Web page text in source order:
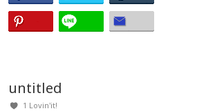
untitled
1 Lovin'it!